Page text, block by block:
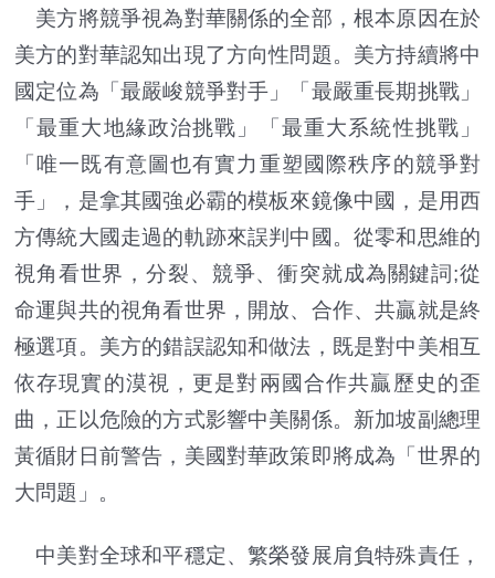
美方將競爭視為對華關係的全部，根本原因在於
美方的對華認知出現了方向性問題。美方持續將中
國定位為「最嚴峻競爭對手」「最嚴重長期挑戰」
「最重大地緣政治挑戰」「最重大系統性挑戰」
「唯一既有意圖也有實力重塑國際秩序的競爭對
手」，是拿其國強必霸的模板來鏡像中國，是用西
方傳統大國走過的軌跡來誤判中國。從零和思維的
視角看世界，分裂、競爭、衝突就成為關鍵詞;從
命運與共的視角看世界，開放、合作、共贏就是終
極選項。美方的錯誤認知和做法，既是對中美相互
依存現實的漠視，更是對兩國合作共贏歷史的歪
曲，正以危險的方式影響中美關係。新加坡副總理
黃循財日前警告，美國對華政策即將成為「世界的
大問題」。
中美對全球和平穩定、繁榮發展肩負特殊責任，